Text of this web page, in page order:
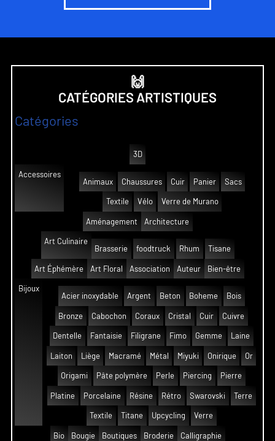
🙌
CATÉGORIES ARTISTIQUES
Catégories
3D
Accessoires
Animaux
Chaussures Cuir Panier Sacs
Textile Vélo Verre de Murano
Aménagement Architecture
Art Culinaire
Brasserie
foodtruck Rhum Tisane
Art Éphémère Art Floral Association Auteur Bien-être
Bijoux
Acier inoxydable
Argent Beton Boheme Bois
Bronze Cabochon Coraux Cristal Cuir Cuivre
Dentelle Fantaisie Filigrane Fimo Gemme Laine
Laiton Liège Macramé Métal Miyuki Onirique Or
Origami Pâte polymère Perle Piercing Pierre
Platine Porcelaine Résine Rétro Swarovski Terre
Textile Titane Upcycling Verre
Bio Bougie Boutiques Broderie Calligraphie